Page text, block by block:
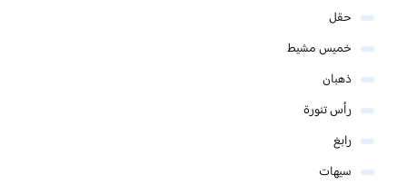
حقل
خميس مشيط
ذهبان
رأس تنورة
رابغ
سيهات